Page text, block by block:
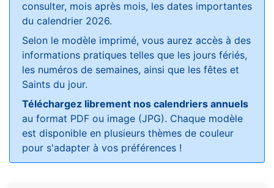
consulter, mois après mois, les dates importantes
du calendrier 2026.
Selon le modèle imprimé, vous aurez accès à des
informations pratiques telles que les jours fériés,
les numéros de semaines, ainsi que les fêtes et
Saints du jour.
Téléchargez librement nos calendriers annuels
au format PDF ou image (JPG). Chaque modèle
est disponible en plusieurs thèmes de couleur
pour s'adapter à vos préférences !